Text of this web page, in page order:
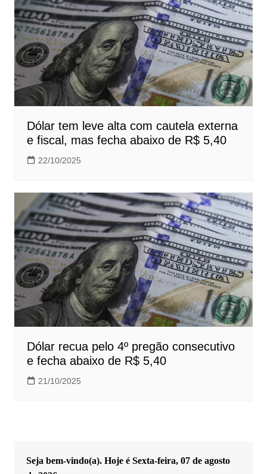
Dólar tem leve alta com cautela externa
e fiscal, mas fecha abaixo de R$ 5,40
22/10/2025
Dólar recua pelo 4º pregão consecutivo
e fecha abaixo de R$ 5,40
21/10/2025
Seja bem-vindo(a). Hoje é Sexta-feira, 07 de agosto